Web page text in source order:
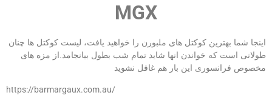
MGX
اینجا شما بهترین کوکتل های ملبورن را خواهید یافت، لیست کوکتل ها چنان
طولانی است که خواندن انها شاید تمام شب بطول بیانجامد.از مزه های
مخصوص فرانسوری این بار هم غافل نشوید
https://barmargaux.com.au/